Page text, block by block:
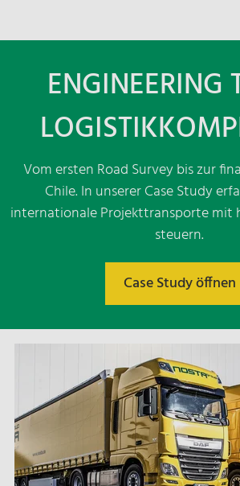
ENGINEERING
Vom ersten Road Survey bis zur
Chile. In unserer Case Study
internationale Projekttransporte mit
steuern.
Case Study öffnen